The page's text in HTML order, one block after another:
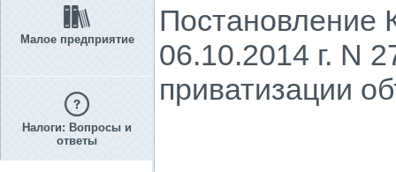
Малое предприятие
Налоги: Вопросы и
ответы
Постановление
06.10.2014 г. N
приватизации